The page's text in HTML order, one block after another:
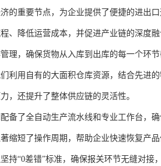
的重要节点，为企业提供了便捷的进出口
、降低运营成本，并促进产业链的深度融
理，确保货物从入库到出库的每一个环节
利用自有的大面积仓库资源，结合先进
，还提升了整体供应链的灵活性。
备了全自动生产流水线和专业工作台，
缩短了操作周期，帮助企业快速恢复产品
持“0差错”标准，确保报关环节无缝对接